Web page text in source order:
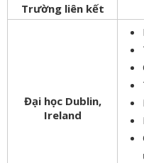
Trường liên kết
Đại học Dublin,
Ireland